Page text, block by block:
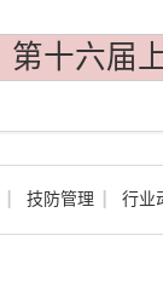
第十六届
技防管理 行业